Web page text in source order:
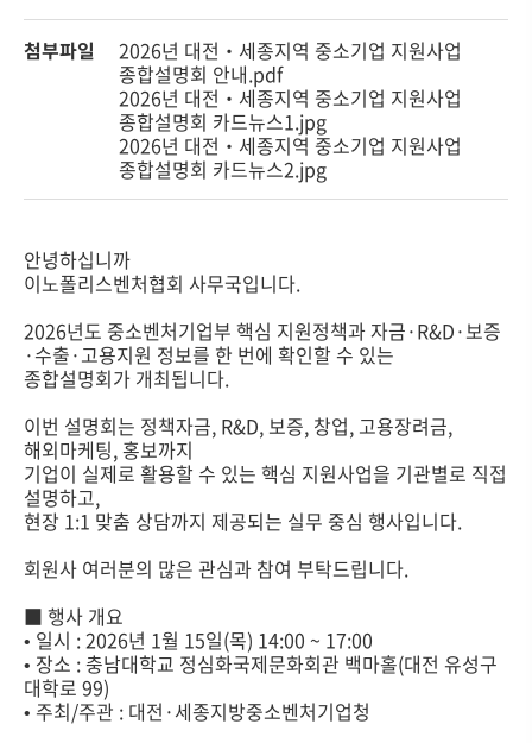
첨부파일
2026년 대전‧세종지역 중소기업 지원사업
종합설명회 안내.pdf
2026년 대전‧세종지역 중소기업 지원사업
종합설명회 카드뉴스1.jpg
2026년 대전‧세종지역 중소기업 지원사업
종합설명회 카드뉴스2.jpg
안녕하십니까
이노폴리스벤처협회 사무국입니다.
2026년도 중소벤처기업부 핵심 지원정책과 자금·R&D·보증
·수출·고용지원 정보를 한 번에 확인할 수 있는
종합설명회가 개최됩니다.
이번 설명회는 정책자금, R&D, 보증, 창업, 고용장려금,
해외마케팅, 홍보까지
기업이 실제로 활용할 수 있는 핵심 지원사업을 기관별로 직접
설명하고,
현장 1:1 맞춤 상담까지 제공되는 실무 중심 행사입니다.
회원사 여러분의 많은 관심과 참여 부탁드립니다.
■ 행사 개요
• 일시 : 2026년 1월 15일(목) 14:00 ~ 17:00
• 장소 : 충남대학교 정심화국제문화회관 백마홀(대전 유성구
대학로 99)
• 주최/주관 : 대전·세종지방중소벤처기업청